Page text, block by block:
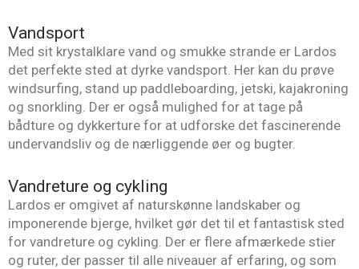
Vandsport
Med sit krystalklare vand og smukke strande er Lardos
det perfekte sted at dyrke vandsport. Her kan du prøve
windsurfing, stand up paddleboarding, jetski, kajakroning
og snorkling. Der er også mulighed for at tage på
bådture og dykkerture for at udforske det fascinerende
undervandsliv og de nærliggende øer og bugter.
Vandreture og cykling
Lardos er omgivet af naturskønne landskaber og
imponerende bjerge, hvilket gør det til et fantastisk sted
for vandreture og cykling. Der er flere afmærkede stier
og ruter, der passer til alle niveauer af erfaring, og som